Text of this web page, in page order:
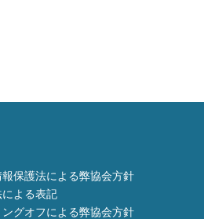
保護法による弊協会方針
よる表記
ングオフによる弊協会方針